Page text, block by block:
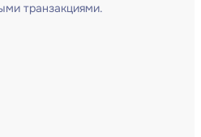
транзакциями.